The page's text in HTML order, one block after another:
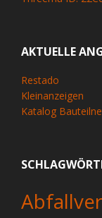
AKTUELLE
Restado
Kleinanzeigen
Katalog